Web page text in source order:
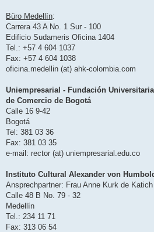
Büro Medellín:
Carrera 43 A No. 1 Sur - 100
Edificio Sudameris Oficina 1404
Tel.: +57 4 604 1037
Fax: +57 4 604 1038
oficina.medellin (at) ahk-colombia.com
Uniempresarial - Fundación
de Comercio de Bogotá
Calle 16 9-42
Bogotá
Tel: 381 03 36
Fax: 381 03 35
e-mail: rector (at) uniempresarial.edu.co
Instituto Cultural Alexander von
Ansprechpartner: Frau Anne Kurk de
Calle 48 B No. 79 - 32
Medellín
Tel.: 234 11 71
Fax: 313 06 54